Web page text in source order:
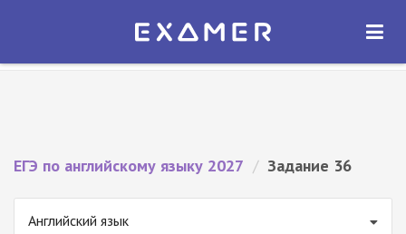
Экзамер — ЕГЭ 2027
ОТКРЫТЬ
ЕГЭ по английскому языку 2027 / Задание 36
Английский язык